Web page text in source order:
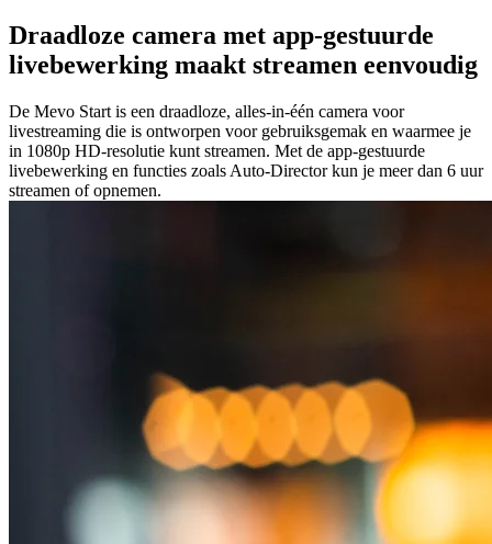
Draadloze camera met app-gestuurde
livebewerking maakt streamen eenvoudig
De Mevo Start is een draadloze, alles-in-één camera voor
livestreaming die is ontworpen voor gebruiksgemak en waarmee je
in 1080p HD-resolutie kunt streamen. Met de app-gestuurde
livebewerking en functies zoals Auto-Director kun je meer dan 6 uur
streamen of opnemen.